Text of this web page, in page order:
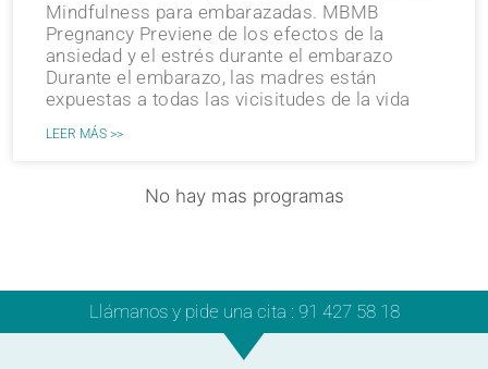
Mindfulness para embarazadas. MBMB
Pregnancy Previene de los efectos de la
ansiedad y el estrés durante el embarazo
Durante el embarazo, las madres están
expuestas a todas las vicisitudes de la vida
LEER MÁS >>
No hay mas programas
Llámanos y pide una cita : 91 427 58 18